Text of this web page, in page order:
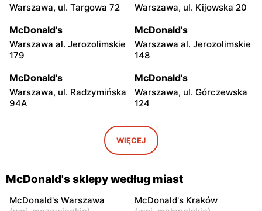
Warszawa, ul. Targowa 72 Warszawa, ul. Kijowska 20
McDonald's
Warszawa al. Jerozolimskie
179
McDonald's
Warszawa al. Jerozolimskie
148
McDonald's
Warszawa, ul. Radzymińska
94A
McDonald's
Warszawa, ul. Górczewska
124
Warszawa, ul. Grochowska
McDonald's
Warszawa, ul. Łopuszańska
2
McDonald's
Warszawa, ul. Wołoska 12
McDonald's
Warszawa, ul. Powsińska 31
WIĘCEJ
McDonald's sklepy według miast
McDonald's Warszawa
McDonald's Kraków